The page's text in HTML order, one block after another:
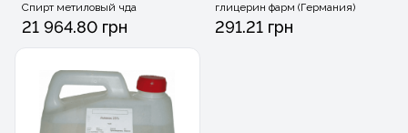
Спирт метиловый чда
21 964.80 грн
глицерин фарм (Германия)
291.21 грн